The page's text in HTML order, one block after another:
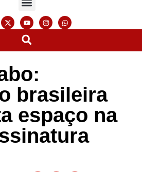
brasileira
espaço na